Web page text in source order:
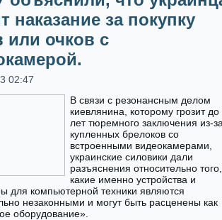
наказание за покупку
или очков с
02:47
В связи с резонансным делом
киевлянина, которому грозит до
лет тюремного заключения из-
купленных брелоков со
встроенными видеокамерами,
украинские силовики дали
разъяснения относительно того,
какие именно устройства и
для компьютерной техники являются
незаконными и могут быть расценены как
оборудование».